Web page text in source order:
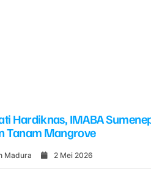
Hardiknas, IMABA
Tanam Mangrove
Madura 2 Mei 2026